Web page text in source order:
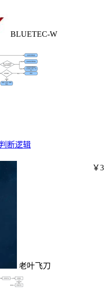
BLUETEC-W
断逻辑
老叶飞刀
￥3